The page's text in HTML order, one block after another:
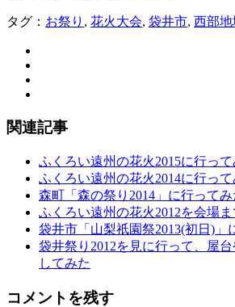
タグ： お祭り , 花火大会, 袋井市, 西部地
関連記事
ふくろい遠州の花火2015に行って
ふくろい遠州の花火2014に行って
森町「森の祭り2014」に行ってみ
ふくろい遠州の花火2012を会場
袋井市「山梨祇園祭2013(初日)」
袋井祭り2012を見に行って、屋
してみた
コメントを残す